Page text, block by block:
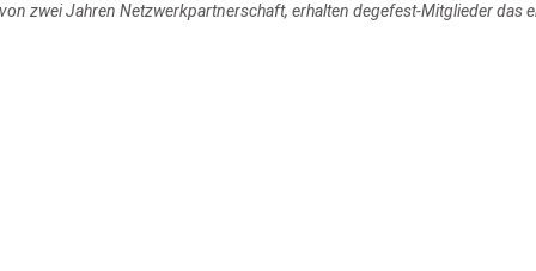
zwei Jahren Netzwerkpartnerschaft, erhalten degefest-Mitglieder